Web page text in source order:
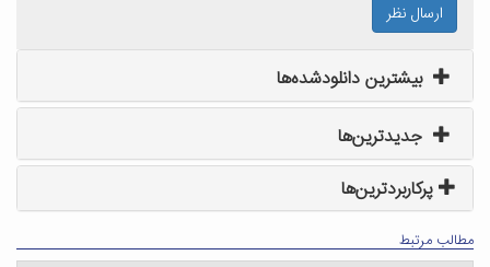
ارسال نظر
بیشترین دانلودشده‌ها
جدیدترین‌ها
پرکاربردترین‌ها
مطالب مرتبط